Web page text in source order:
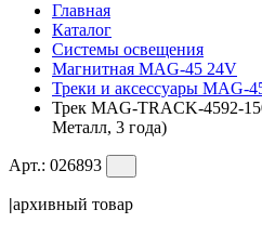
Главная
Каталог
Системы освещения
Магнитная MAG-45 24V
Треки и аксессуары MAG-
Трек MAG-TRACK-4592-
Металл, 3 года)
Арт.: 026893
|архивный товар